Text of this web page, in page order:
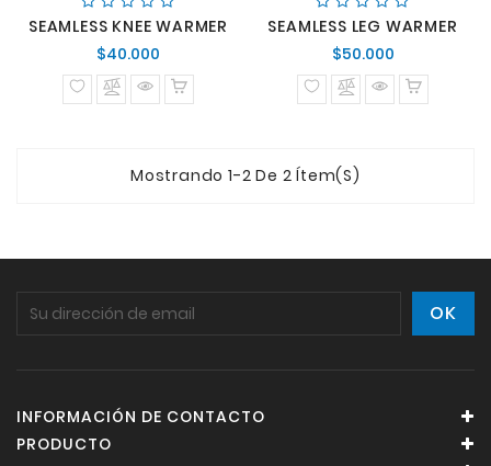
SEAMLESS KNEE WARMER
$40.000
normal
SEAMLESS LEG WARMER
$50.000Precio
normal
Mostrando 1-2 De 2 Ítem(s)
INFORMACIÓN DE CONTACTO
PRODUCTO